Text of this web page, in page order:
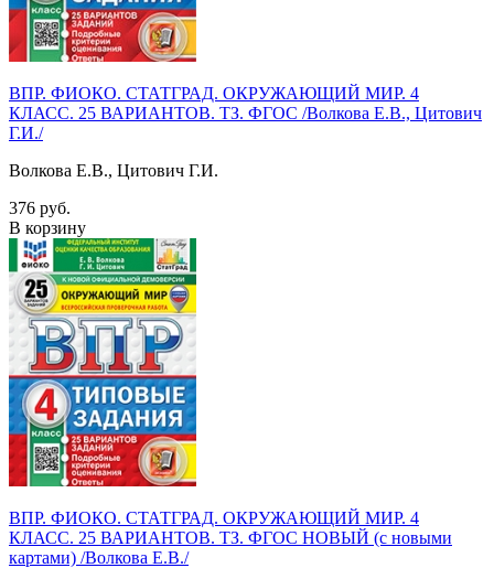
ВПР. ФИОКО. СТАТГРАД. ОКРУЖАЮЩИЙ МИР. 4
КЛАСС. 25 ВАРИАНТОВ. ТЗ. ФГОС /Волкова Е.В., Цитович
Г.И./
Волкова Е.В., Цитович Г.И.
376 руб.
В корзину
ВПР. ФИОКО. СТАТГРАД. ОКРУЖАЮЩИЙ МИР. 4
КЛАСС. 25 ВАРИАНТОВ. ТЗ. ФГОС НОВЫЙ (с новыми
картами) /Волкова Е.В./